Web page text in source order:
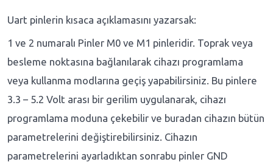
Uart pinlerin kısaca açıklamasını yazarsak:
1 ve 2 numaralı Pinler M0 ve M1 pinleridir. Toprak veya
besleme noktasına bağlanılarak cihazı programlama
veya kullanma modlarına geçiş yapabilirsiniz. Bu pinlere
3.3 – 5.2 Volt arası bir gerilim uygulanarak, cihazı
programlama moduna çekebilir ve buradan cihazın bütün
parametrelerini değiştirebilirsiniz. Cihazın
parametrelerini ayarladıktan sonrabu pinler GND